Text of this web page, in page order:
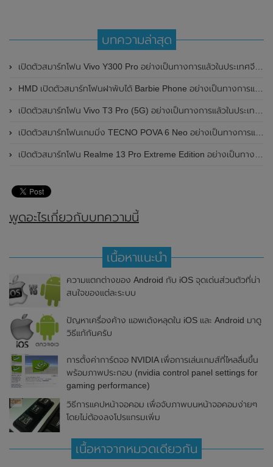
บทความล่าสุด
เปิดตัวสมาร์ทโฟน Vivo Y300 Pro อย่างเป็นทางการแล้วในประเทศจีน มาพร้อมดีไซน์พรีเมี่ยม ทนทาน และแบตเตอรี่สุดอึดขนาดใหญ่ 6,500mAh พร้อมรองรับการชาร์จไว 80W
HMD เปิดตัวสมาร์ทโฟนฝาพับได้ Barbie Phone อย่างเป็นทางการแล้ว มาพร้อมธีมสีชมพูสดใส
เปิดตัวสมาร์ทโฟน Vivo T3 Pro (5G) อย่างเป็นทางการแล้วในประเทศอินเดีย
เปิดตัวสมาร์ทโฟนเกมมิ่ง TECNO POVA 6 Neo อย่างเป็นทางการแล้วในประเทศไทย ในราคา 8,499 บาท
เปิดตัวสมาร์ทโฟน Realme 13 Pro Extreme Edition อย่างเป็นทางการแล้วในประเทศจีน
พูดอะไรเกี่ยวกับบทความนี้
เนื้อหาแนะนำ
ความแตกต่างของ Android กับ iOS จุดเด่นส่วนตัวที่น่า
สนใจของแต่ละระบบ
ปัญหาเครื่องค้าง แอพเด้งหลุดใน iOS และ Android มาดู
วิธีแก้กันครับ
การตั้งค่าการ์ดจอ NVIDIA เพื่อการเล่นเกมส์ที่ไหลลื่นขึ้น
พร้อมภาพประกอบ (nvidia control panel settings for
gaming performance)
วิธีการแคปหน้าจอคอม เพื่อจับภาพบนหน้าจอคอมง่ายๆ
โดยไม่ต้องลงโปรแกรมเพิ่ม
เนื้อหาจากหมวดเดียวกัน